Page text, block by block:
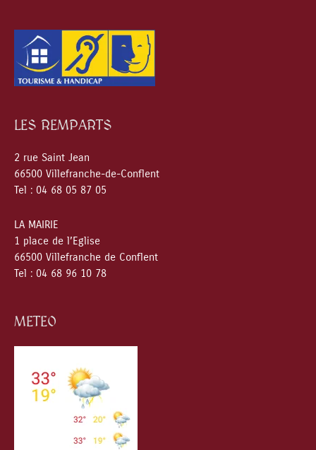
LES REMPARTS
2 rue Saint Jean
66500 Villefranche-de-Conflent
Tel : 04 68 05 87 05
LA MAIRIE
1 place de l’Eglise
66500 Villefranche de Conflent
Tel : 04 68 96 10 78
METEO